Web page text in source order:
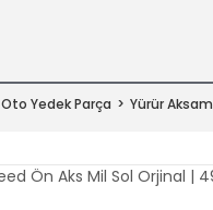
Oto Yedek Parça Yürür Aksam